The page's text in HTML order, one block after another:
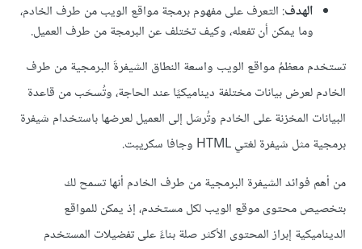
الهدف: التعرف على مفهوم برمجة مواقع الويب من طرف الخادم،
وما يمكن أن تفعله، وكيف تختلف عن البرمجة من طرف العميل.
تستخدم معظمُ مواقع الويب واسعة النطاق الشيفرةَ البرمجية من طرف
الخادم لعرض بيانات مختلفة ديناميكيًا عند الحاجة، وتُسحَب من قاعدة
البيانات المخزنة على الخادم وتُرسَل إلى العميل لعرضها باستخدام شيفرة
برمجية مثل شيفرة لغتي HTML وجافا سكريبت.
من أهم فوائد الشيفرة البرمجية من طرف الخادم أنها تسمح لك
بتخصيص محتوى موقع الويب لكل مستخدم، إذ يمكن للمواقع
الديناميكية إبراز المحتوى الأكثر صلة بناءً على تفضيلات المستخدم